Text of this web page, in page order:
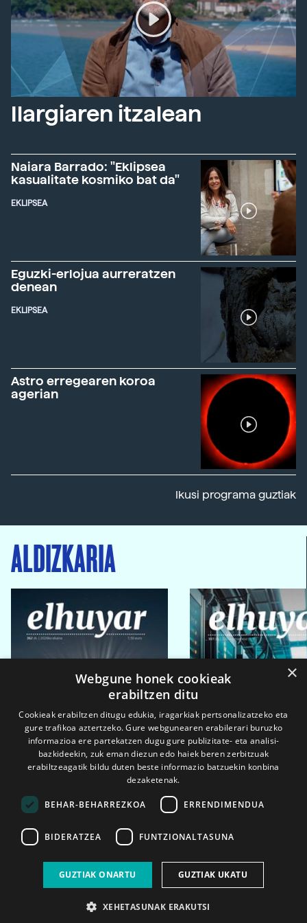
Ilargiaren itzalean
Naiara Barrado: "Eklipsea
kasualitate kosmiko bat da"
EKLIPSEA
Eguzki-erlojua aurreratzen
denean
EKLIPSEA
Astro erregearen koroa
agerian
Ikusi programa guztiak
ALDIZKARIA
2026ko eka. 1a 2026ko mar. 1a
×
Webgune honek cookieak
erabiltzen ditu
Cookieak erabiltzen ditugu edukia, iragarkiak pertsonalizatzeko eta
gure trafikoa aztertzeko. Gure webgunearen erabilerari buruzko
informazioa ere partekatzen dugu gure publizitate- eta analisi-
bazkideekin, zuk eman diezun edo haiek beren zerbitzuak
erabiltzeagatik bildu duten beste informazio batzuekin konbina
dezaketenak.
BEHAR-BEHARREZKOA ERRENDIMENDUA
BIDERATZEA FUNTZIONALTASUNA
GUZTIAK ONARTU GUZTIAK UKATU
XEHETASUNAK ERAKUTSI